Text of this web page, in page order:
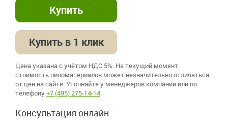
Купить в 1 клик
Цена указана с учётом НДС 5%. На текущий момент
стоимость пиломатериалов может незначительно отличаться
от цен на сайте. Уточняйте у менеджеров компании или по
телефону+7 (495) 275-14-14
Консультация онлайн: